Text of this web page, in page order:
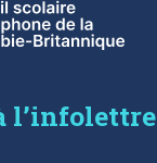
l’infolettre